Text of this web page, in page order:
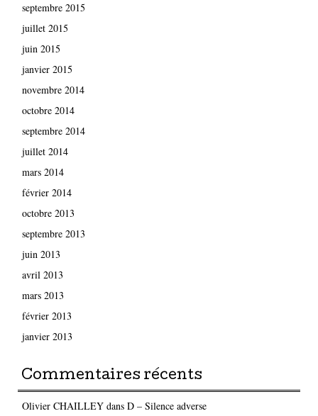
septembre 2015
juillet 2015
juin 2015
janvier 2015
novembre 2014
octobre 2014
septembre 2014
juillet 2014
mars 2014
février 2014
octobre 2013
septembre 2013
juin 2013
avril 2013
mars 2013
février 2013
janvier 2013
Commentaires récents
Olivier CHAILLEYdans D – Silence adverse